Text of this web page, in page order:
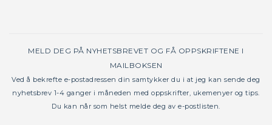
MELD DEG PÅ NYHETSBREVET OG FÅ OPPSKRIFTENE I
MAILBOKSEN
Ved å bekrefte e-postadressen din samtykker du i at jeg kan sende deg
nyhetsbrev 1-4 ganger i måneden med oppskrifter, ukemenyer og tips.
Du kan når som helst melde deg av e-postlisten.